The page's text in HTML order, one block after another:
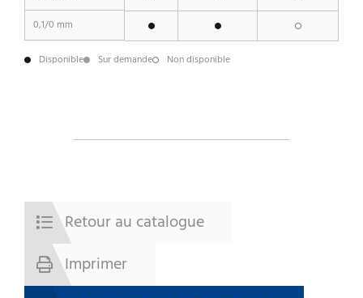
0,1/0 mm
Disponible Sur demande Non disponible
Retour au catalogue
Imprimer